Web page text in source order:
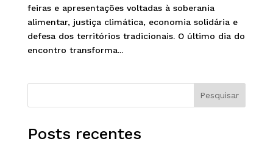
feiras e apresentações voltadas à soberania
alimentar, justiça climática, economia solidária e
defesa dos territórios tradicionais. O último dia do
encontro transforma...
Pesquisar
Posts recentes